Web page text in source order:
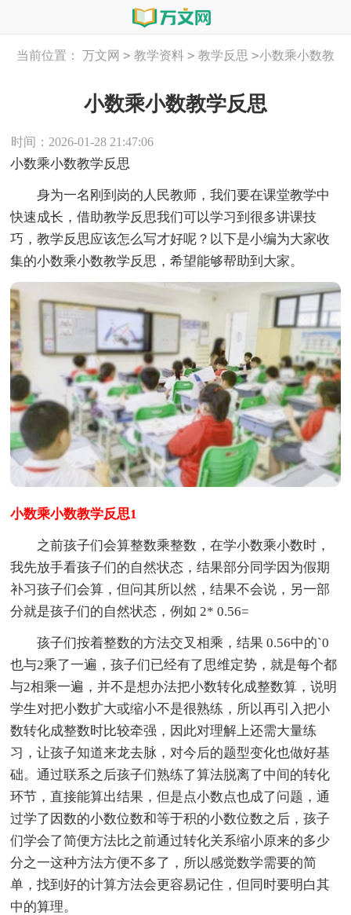
当前位置： 万文网 > 教学资料 > 教学反思 >小数乘小数教
小数乘小数教学反思
时间：2026-01-28 21:47:06
小数乘小数教学反思
身为一名刚到岗的人民教师，我们要在课堂教学中
快速成长，借助教学反思我们可以学习到很多讲课技
巧，教学反思应该怎么写才好呢？以下是小编为大家收
集的小数乘小数教学反思，希望能够帮助到大家。
小数乘小数教学反思1
之前孩子们会算整数乘整数，在学小数乘小数时，
我先放手看孩子们的自然状态，结果部分同学因为假期
补习孩子们会算，但问其所以然，结果不会说，另一部
分就是孩子们的自然状态，例如 2* 0.56=
孩子们按着整数的方法交叉相乘，结果 0.56中的`0
也与2乘了一遍，孩子们已经有了思维定势，就是每个都
与2相乘一遍，并不是想办法把小数转化成整数算，说明
学生对把小数扩大或缩小不是很熟练，所以再引入把小
数转化成整数时比较牵强，因此对理解上还需大量练
习，让孩子知道来龙去脉，对今后的题型变化也做好基
础。通过联系之后孩子们熟练了算法脱离了中间的转化
环节，直接能算出结果，但是点小数点也成了问题，通
过学了因数的小数位数和等于积的小数位数之后，孩子
们学会了简便方法比之前通过转化关系缩小原来的多少
分之一这种方法方便不多了，所以感觉数学需要的简
单，找到好的计算方法会更容易记住，但同时要明白其
中的算理。